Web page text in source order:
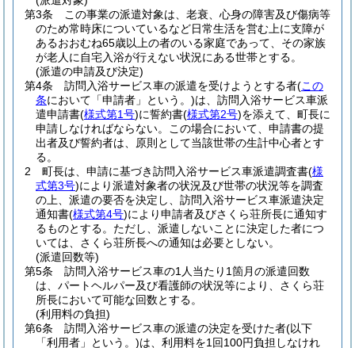
第3条
この事業の派遣対象は、老衰、心身の障害及び傷病等
のため常時床についているなど日常生活を営む上に支障が
あるおおむね65歳以上の者のいる家庭であって、その家族
が老人に自宅入浴が行えない状況にある世帯とする。
(派遣の申請及び決定)
第4条
訪問入浴サービス車の派遣を受けようとする者(この
条において「申請者」という。)は、訪問入浴サービス車派
遣申請書(様式第1号)に誓約書(様式第2号)を添えて、町長に
申請しなければならない。
この場合において、申請書の提
出者及び誓約者は、原則として当該世帯の生計中心者とす
る。
2
町長は、申請に基づき訪問入浴サービス車派遣調査書(様
式第3号)により派遣対象者の状況及び世帯の状況等を調査
の上、派遣の要否を決定し、訪問入浴サービス車派遣決定
通知書(様式第4号)により申請者及びさくら荘所長に通知す
るものとする。 ただし、派遣しないことに決定した者につ
いては、さくら荘所長への通知は必要としない。
(派遣回数等)
第5条
訪問入浴サービス車の1人当たり1箇月の派遣回数
は、パートヘルパー及び看護師の状況等により、さくら荘
所長において可能な回数とする。
(利用料の負担)
第6条
訪問入浴サービス車の派遣の決定を受けた者(以下
「利用者」という。)は、利用料を1回100円負担しなけれ